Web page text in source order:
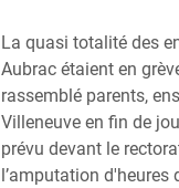
La quasi totalité des
Aubrac étaient en
rassemblé parents,
Villeneuve en fin de
prévu devant le
l’amputation d'heures